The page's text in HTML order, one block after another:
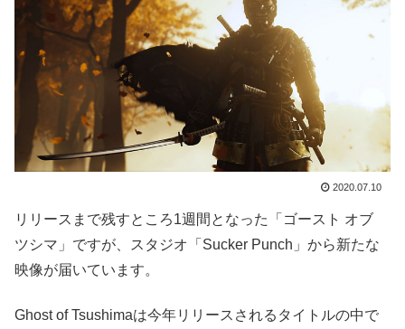
2020.07.10
リリースまで残すところ1週間となった「ゴースト オブ
ツシマ」ですが、スタジオ「Sucker Punch」から新たな
映像が届いています。
Ghost of Tsushimaは今年リリースされるタイトルの中で